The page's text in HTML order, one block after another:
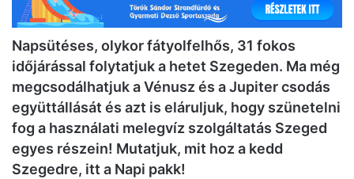
Napsütéses, olykor fátyolfelhős, 31 fokos
időjárással folytatjuk a hetet Szegeden. Ma még
megcsodálhatjuk a Vénusz és a Jupiter csodás
együttállását és azt is eláruljuk, hogy szünetelni
fog a használati melegvíz szolgáltatás Szeged
egyes részein! Mutatjuk, mit hoz a kedd
Szegedre, itt a Napi pakk!